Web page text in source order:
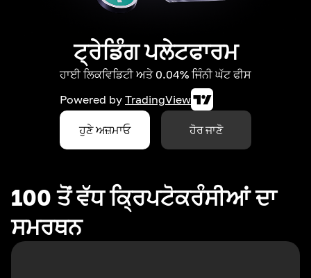
ਟ੍ਰੇਡਿੰਗ ਪਲੇਟਫਾਰਮ
ਹਾਈ ਲਿਕਵਿਡਿਟੀ ਅਤੇ 0.04% ਜਿੰਨੀ ਘੱਟ ਫੀਸ
Powered by TradingView
ਹੁਣੇ ਅਜ਼ਮਾਓ ਹੋਰ ਜਾਣੋ
100 ਤੋਂ ਵੱਧ ਕ੍ਰਿਪਟੋਕਰੰਸੀਆਂ ਦਾ
ਸਮਰਥਨ